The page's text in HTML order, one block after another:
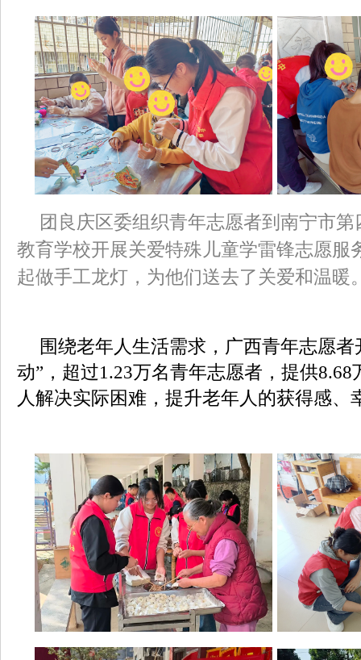
团良庆区委组织青年志愿者到南宁市
教育学校开展关爱特殊儿童学雷锋志愿服
起做手工龙灯，为他们送去了关爱和温暖
围绕老年人生活需求，广西青年志愿
动”，超过1.23万名青年志愿者，提供
人解决实际困难，提升老年人的获得感、